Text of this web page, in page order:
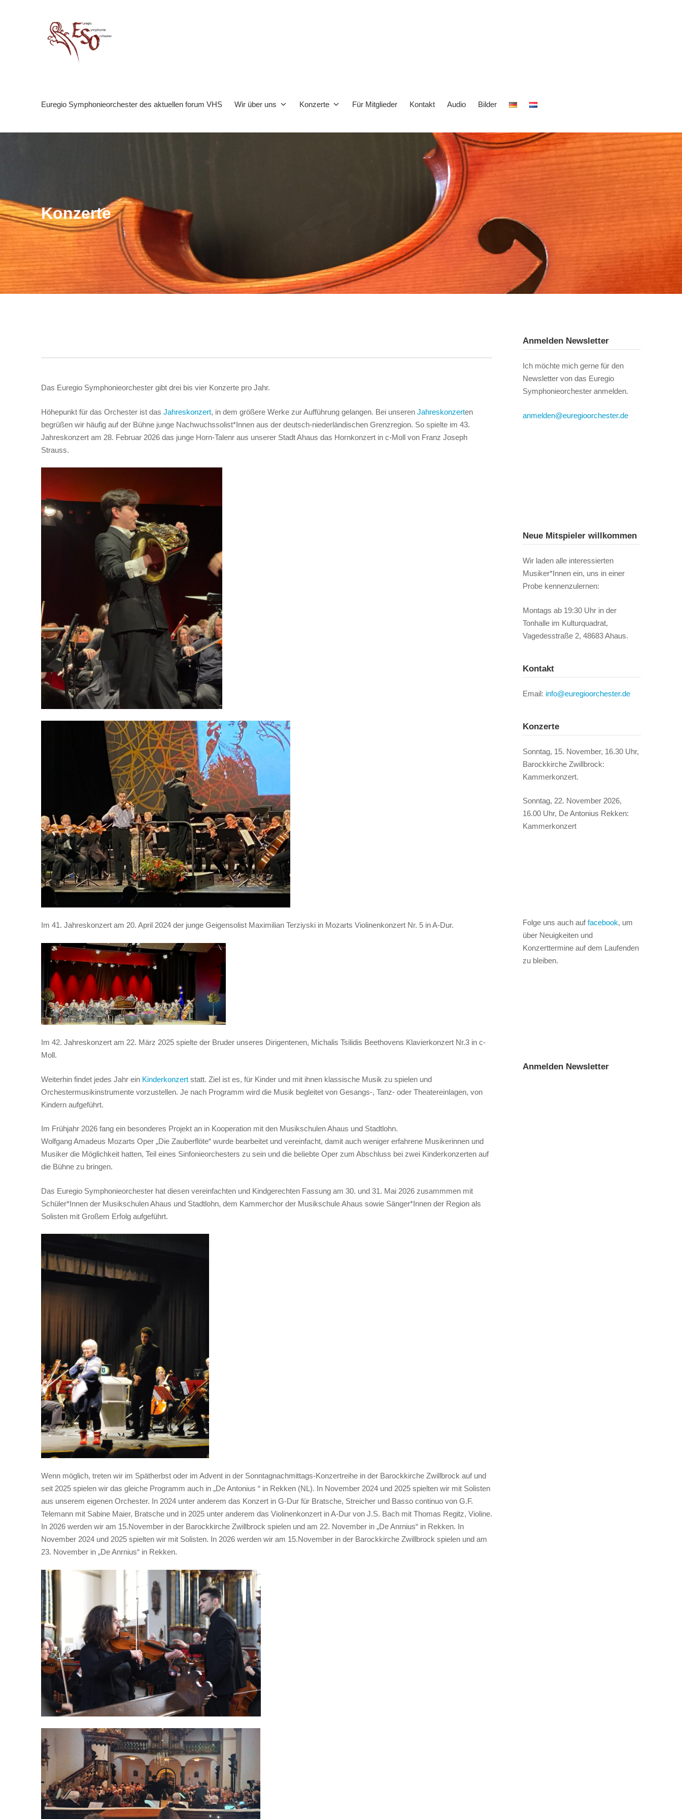
Euregio Symphonieorchester des aktuellen forum VHS Wir über uns Konzerte Für Mitglieder Kontakt Audio Bilder
Konzerte
Das Euregio Symphonieorchester gibt drei bis vier Konzerte pro Jahr.
Höhepunkt für das Orchester ist das Jahreskonzert, in dem größere Werke zur Aufführung gelangen. Bei unseren Jahreskonzerten
begrüßen wir häufig auf der Bühne junge Nachwuchssolist*Innen aus der deutsch-niederländischen Grenzregion. So spielte im 43.
Jahreskonzert am 28. Februar 2026 das junge Horn-Talenr aus unserer Stadt Ahaus das Hornkonzert in c-Moll von Franz Joseph
Strauss.
Im 41. Jahreskonzert am 20. April 2024 der junge Geigensolist Maximilian Terziyski in Mozarts Violinenkonzert Nr. 5 in A-Dur.
Im 42. Jahreskonzert am 22. März 2025 spielte der Bruder unseres Dirigentenen, Michalis Tsilidis Beethovens Klavierkonzert Nr.3 in c-
Moll.
Weiterhin findet jedes Jahr ein Kinderkonzert statt. Ziel ist es, für Kinder und mit ihnen klassische Musik zu spielen und
Orchestermusikinstrumente vorzustellen. Je nach Programm wird die Musik begleitet von Gesangs-, Tanz- oder Theatereinlagen, von
Kindern aufgeführt.
Im Frühjahr 2026 fang ein besonderes Projekt an in Kooperation mit den Musikschulen Ahaus und Stadtlohn.
Wolfgang Amadeus Mozarts Oper „Die Zauberflöte“ wurde bearbeitet und vereinfacht, damit auch weniger erfahrene Musikerinnen und
Musiker die Möglichkeit hatten, Teil eines Sinfonieorchesters zu sein und die beliebte Oper zum Abschluss bei zwei Kinderkonzerten auf
die Bühne zu bringen.
Das Euregio Symphonieorchester hat diesen vereinfachten und Kindgerechten Fassung am 30. und 31. Mai 2026 zusammmen mit
Schüler*Innen der Musikschulen Ahaus und Stadtlohn, dem Kammerchor der Musikschule Ahaus sowie Sänger*Innen der Region als
Solisten mit Großem Erfolg aufgeführt.
Wenn möglich, treten wir im Spätherbst oder im Advent in der Sonntagnachmittags-Konzertreihe in der Barockkirche Zwillbrock auf und
seit 2025 spielen wir das gleiche Programm auch in „De Antonius “ in Rekken (NL). In November 2024 und 2025 spielten wir mit Solisten
aus unserem eigenen Orchester. In 2024 unter anderem das Konzert in G-Dur für Bratsche, Streicher und Basso continuo von G.F.
Telemann mit Sabine Maier, Bratsche und in 2025 unter anderem das Violinenkonzert in A-Dur von J.S. Bach mit Thomas Regitz, Violine.
In 2026 werden wir am 15.November in der Barockkirche Zwillbrock spielen und am 22. November in „De Anrnius“ in Rekken. In
November 2024 und 2025 spielten wir mit Solisten. In 2026 werden wir am 15.November in der Barockkirche Zwillbrock spielen und am
23. November in „De Anrnius“ in Rekken.
Anmelden Newsletter
Ich möchte mich gerne für den
Newsletter von das Euregio
Symphonieorchester anmelden.
anmelden@euregioorchester.de
Neue Mitspieler willkommen
Wir laden alle interessierten
Musiker*Innen ein, uns in einer
Probe kennenzulernen:
Montags ab 19:30 Uhr in der
Tonhalle im Kulturquadrat,
Vagedesstraße 2, 48683 Ahaus.
Kontakt
Email: info@euregioorchester.de
Konzerte
Sonntag, 15. November, 16.30 Uhr,
Barockkirche Zwillbrock:
Kammerkonzert.
Sonntag, 22. November 2026,
16.00 Uhr, De Antonius Rekken:
Kammerkonzert
Folge uns auch auffacebook, um
über Neuigkeiten und
Konzerttermine auf dem Laufenden
zu bleiben.
Anmelden Newsletter